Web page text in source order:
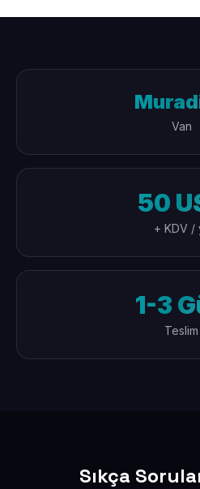
Van
50
+ KDV /
1-3
Teslim
Sıkça